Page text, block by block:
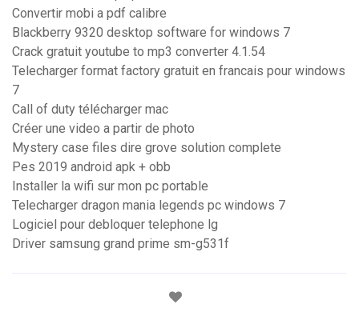
Convertir mobi a pdf calibre
Blackberry 9320 desktop software for windows 7
Crack gratuit youtube to mp3 converter 4.1.54
Telecharger format factory gratuit en francais pour windows
7
Call of duty télécharger mac
Créer une video a partir de photo
Mystery case files dire grove solution complete
Pes 2019 android apk + obb
Installer la wifi sur mon pc portable
Telecharger dragon mania legends pc windows 7
Logiciel pour debloquer telephone lg
Driver samsung grand prime sm-g531f